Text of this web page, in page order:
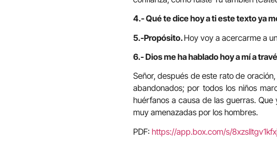
4.- Qué te dice hoy a ti este texto ya
5.-Propósito. Hoy voy a acercarme a
6.- Dios me ha hablado hoy a mí a
Señor, después de este rato de
abandonados; por todos los niños
huérfanos a causa de las guerras.
muy amenazadas por los hombres.
PDF: https://app.box.com/s/